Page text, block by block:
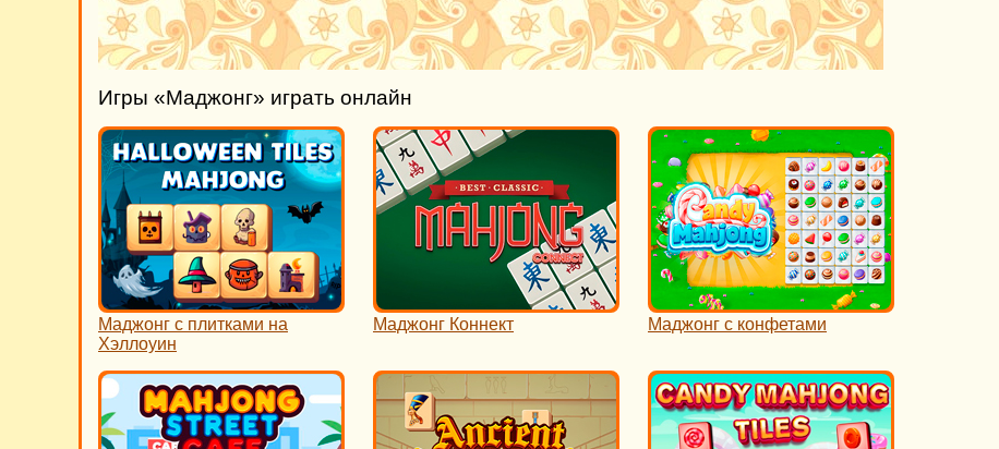
Игры «Маджонг» играть онлайн
Маджонг с плитками на
Хэллоуин
Маджонг Коннект Маджонг с конфетами